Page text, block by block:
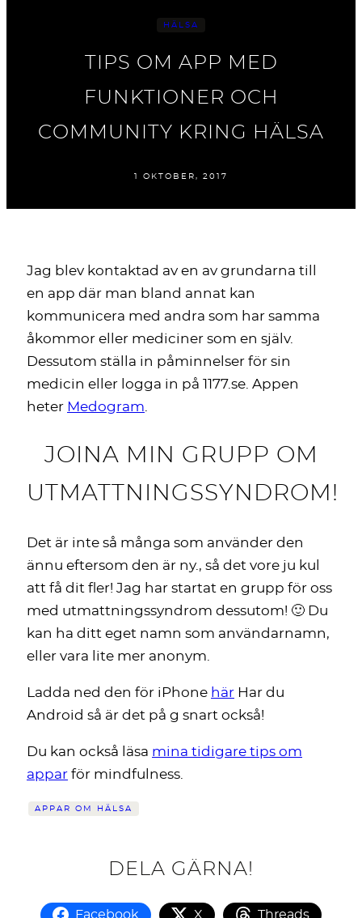
HÄLSA
TIPS OM APP MED
FUNKTIONER OCH
COMMUNITY KRING HÄLSA
1 OKTOBER, 2017
Jag blev kontaktad av en av grundarna till
en app där man bland annat kan
kommunicera med andra som har samma
åkommor eller mediciner som en själv.
Dessutom ställa in påminnelser för sin
medicin eller logga in på 1177.se. Appen
heter Medogram
JOINA MIN GRUPP OM
UTMATTNINGSSYNDROM!
Det är inte så många som använder den
ännu eftersom den är ny., så det vore ju kul
att få dit fler! Jag har startat en grupp för oss
med utmattningssyndrom dessutom! 🙂 Du
kan ha ditt eget namn som användarnamn,
eller vara lite mer anonym.
Ladda ned den för iPhone här Har du
Android så är det på g snart också!
Du kan också läsa mina tidigare tips om
appar för mindfulness.
APPAR OM HÄLSA
DELA GÄRNA!
Facebook X Threads